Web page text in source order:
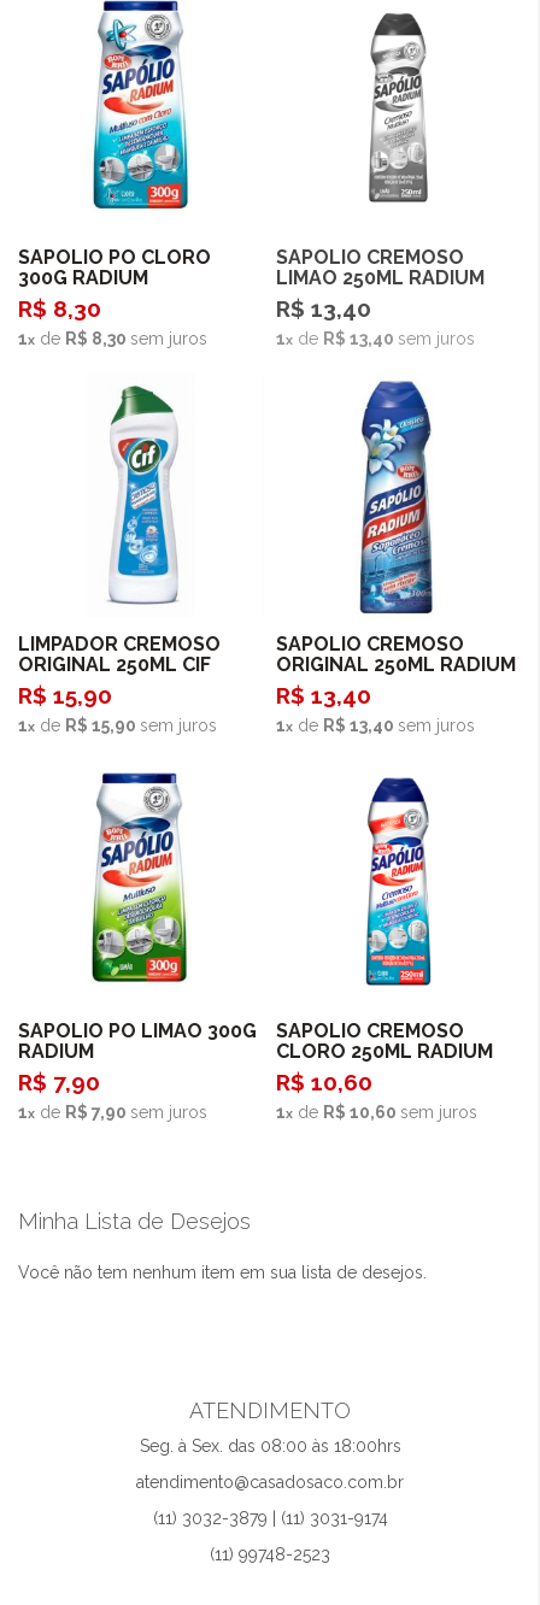
Comprar
SAPOLIO PO CLORO
300G RADIUM
R$ 8,30
1 de R$ 8,30 sem juros
Esgotado
SAPOLIO CREMOSO
LIMAO 250ML RADIUM
R$ 13,40
1 de R$ 13,40 sem juros
Comprar
LIMPADOR CREMOSO
ORIGINAL 250ML CIF
R$ 15,90
1 de R$ 15,90 sem juros
Comprar
SAPOLIO CREMOSO
ORIGINAL 250ML RADIUM
R$ 13,40
1 de R$ 13,40 sem juros
Comprar
SAPOLIO PO LIMAO 300G
RADIUM
R$ 7,90
1 de R$ 7,90 sem juros
Comprar
SAPOLIO CREMOSO
CLORO 250ML RADIUM
R$ 10,60
1 de R$ 10,60 sem juros
Minha Lista de Desejos
Você não tem nenhum item em sua lista de desejos.
ATENDIMENTO
Seg. à Sex. das 08:00 às 18:00hrs
atendimento@casadosaco.com.br
(11) 3032-3879 | (11) 3031-9174
(11) 99748-2523